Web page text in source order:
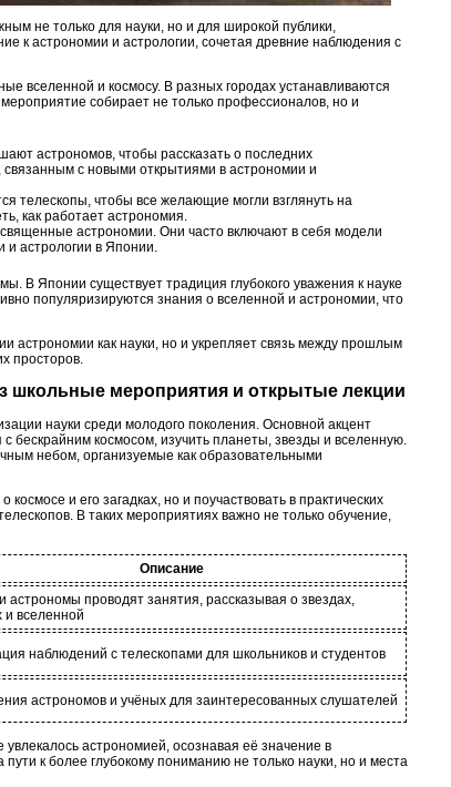
не только для науки, но и для широкой публики,
к астрономии и астрологии, сочетая древние наблюдения с
вселенной и космосу. В разных городах устанавливаются
собирает не только профессионалов, но и
астрономов, чтобы рассказать о последних
с новыми открытиями в астрономии и
телескопы, чтобы все желающие могли взглянуть на
как работает астрономия.
астрономии. Они часто включают в себя модели
и астрологии в Японии.
В Японии существует традиция глубокого уважения к науке
популяризируются знания о вселенной и астрономии, что
астрономии как науки, но и укрепляет связь между прошлым
просторов.
школьные мероприятия и открытые лекции
науки среди молодого поколения. Основной акцент
бескрайним космосом, изучить планеты, звезды и вселенную.
небом, организуемые как образовательными
и его загадках, но и поучаствовать в практических
В таких мероприятиях важно не только обучение,
Описание
астрономы проводят занятия, рассказывая о звездах,
и вселенной
наблюдений с телескопами для школьников и студентов
астрономов и учёных для заинтересованных слушателей
астрономией, осознавая её значение в
к более глубокому пониманию не только науки, но и места